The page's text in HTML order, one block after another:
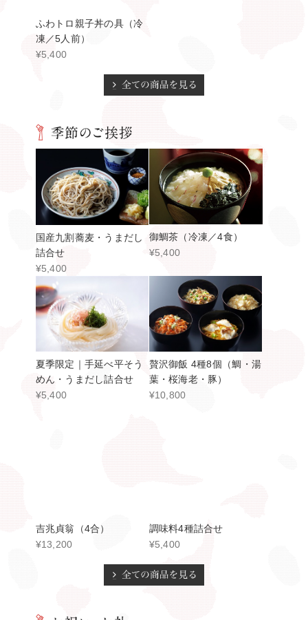
¥5,400
国産九割蕎麦・うまだし
詰合せ
¥5,400
御鯛茶（冷凍／4食）
¥5,400
夏季限定｜手延べ平そう
めん・うまだし詰合せ
¥5,400
贅沢御飯 4種8個（鯛・湯
葉・桜海老・豚）
¥10,800
¥5,400